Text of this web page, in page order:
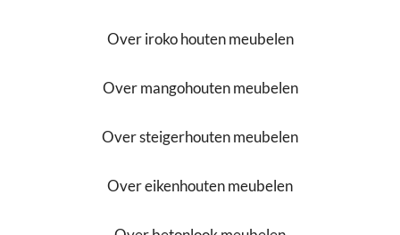
Over iroko houten meubelen
Over mangohouten meubelen
Over steigerhouten meubelen
Over eikenhouten meubelen